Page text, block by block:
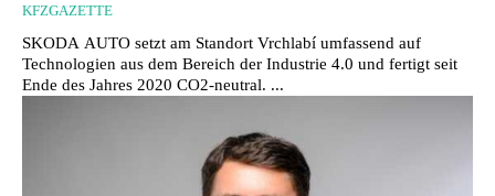
KFZGAZETTE
SKODA AUTO setzt am Standort Vrchlabí umfassend auf
Technologien aus dem Bereich der Industrie 4.0 und fertigt seit
Ende des Jahres 2020 CO2-neutral. ...